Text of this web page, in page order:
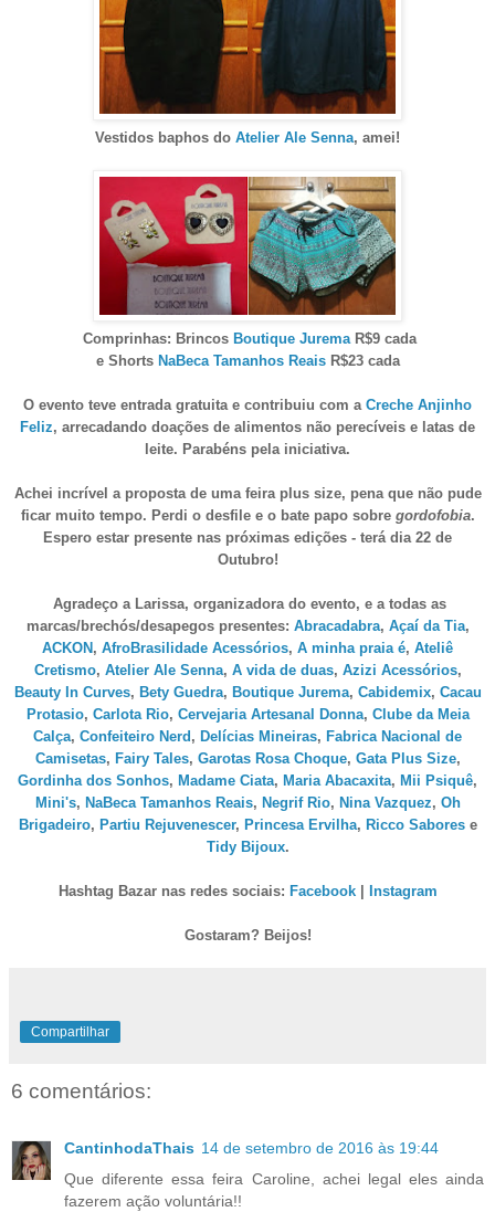
Vestidos baphos do Atelier Ale Senna, amei!
Comprinhas: Brincos Boutique Jurema R$9 cada
e Shorts NaBeca Tamanhos ReaisR$23 cada
O evento teve entrada gratuita e contribuiu com a Creche Anjinho
Feliz, arrecadando doações de alimentos não perecíveis e latas de
leite. Parabéns pela iniciativa.
Achei incrível a proposta de uma feira plus size, pena que não pude
ficar muito tempo. Perdi o desfile e o bate papo sobre gordofobia.
Espero estar presente nas próximas edições - terá dia 22 de
Outubro!
Agradeço a Larissa, organizadora do evento, e a todas as
marcas/brechós/desapegos presentes: Abracadabra, Açaí da Tia,
ACKON , AfroBrasilidade Acessórios, A minha praia é, Ateliê
Cretismo, Atelier Ale Senna, A vida de duas, Azizi Acessórios,
Beauty In Curves, Bety Guedra, Boutique Jurema, Cabidemix, Cacau
Protasio, Carlota Rio, Cervejaria Artesanal Donna, Clube da Meia
Calça, Confeiteiro Nerd , Delícias Mineiras, Fabrica Nacional de
Camisetas, Fairy Tales, Garotas Rosa Choque, Gata Plus Size,
Gordinha dos Sonhos, Madame Ciata, Maria Abacaxita, Mii Psiquê,
Mini's, NaBeca Tamanhos Reais, Negrif Rio, Nina Vazquez, Oh
Brigadeiro, Partiu Rejuvenescer, Princesa Ervilha, Ricco Saborese
Tidy Bijoux.
Hashtag Bazar nas redes sociais: Facebook| Instagram
Gostaram? Beijos!
Compartilhar
6 comentários:
CantinhodaThais 14 de setembro de 2016 às 19:44
Que diferente essa feira Caroline, achei legal eles ainda
fazerem ação voluntária!!